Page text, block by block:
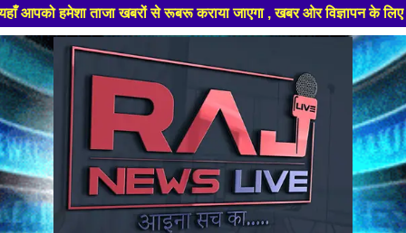
खबरों से रूबरू कराया जाएगा , खबर ओर विज्ञापन के लिए संपर्क करे
Skip
to
content